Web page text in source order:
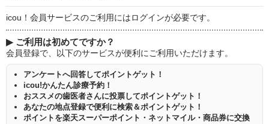
icou！会員サービスのご利用にはログインが必要です。
▶ ご利用は初めてですか？
会員登録で、以下のサービスが便利にご利用いただけます。
アンケートへ回答してポイントゲット！
icou!かんたん診療予約！
おススメの歯医者さんに投票してポイントゲット！
あなたの地点登録で便利に検索＆ポイントゲット！
ポイントを楽天スーパーポイント・ネットマイル・商品券に交換